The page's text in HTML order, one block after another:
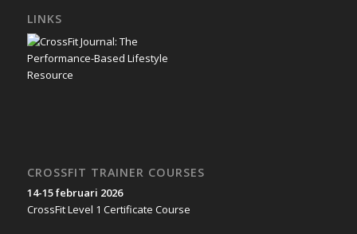
LINKS
CROSSFIT TRAINER COURSES
14-15 februari 2026
CrossFit Level 1 Certificate Course